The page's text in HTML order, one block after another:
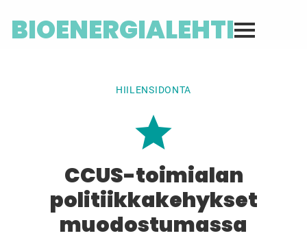
BIOENERGIALEHTI
HIILENSIDONTA
CCUS-toimialan
politiikkakehykset
muodostumassa